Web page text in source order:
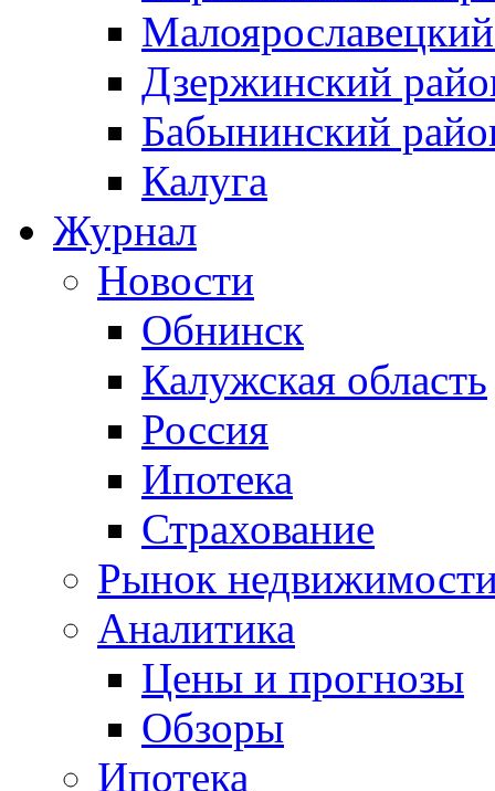
Дзержинский
Бабынинский
Калуга
Журнал
Новости
Обнинск
Калужская область
Россия
Ипотека
Страхование
Рынок
Аналитика
Цены и прогнозы
Обзоры
Ипотека